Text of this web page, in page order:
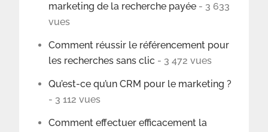
marketing de la recherche payée - 3 633
vues
Comment réussir le référencement pour
les recherches sans clic - 3 472 vues
Qu’est-ce qu’un CRM pour le marketing ?
- 3 112 vues
Comment effectuer efficacement la